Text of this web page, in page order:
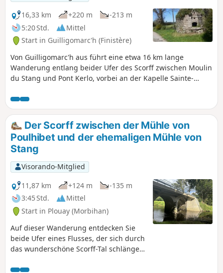
16,33 km
+220 m
-213 m
5:20 Std.
Mittel
Start in Guilligomarc'h (Finistère)
Von Guilligomarc'h aus führt eine etwa 16 km lange
Wanderung entlang beider Ufer des Scorff zwischen Moulin
du Stang und Pont Kerlo, vorbei an der Kapelle Sainte-
Sie entdecken dabei einen sehr schönen, wilden Fluss mit
kühlem, klarem Wasser
Der Scorff zwischen der Mühle von
Poulhibet und der ehemaligen Mühle von
Stang
Visorando-Mitglied
11,87 km
+124 m
-135 m
3:45 Std.
Mittel
Start in Plouay (Morbihan)
Auf dieser Wanderung entdecken Sie
beide Ufer eines Flusses, der sich durch
das wunderschöne Scorff-Tal schlängelt.
Schleife auf das Plateau oberhalb des